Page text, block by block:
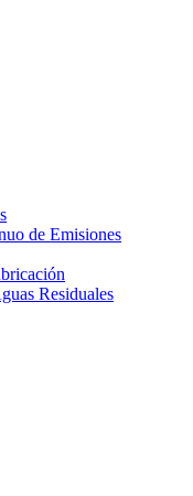
de Emisiones
Residuales